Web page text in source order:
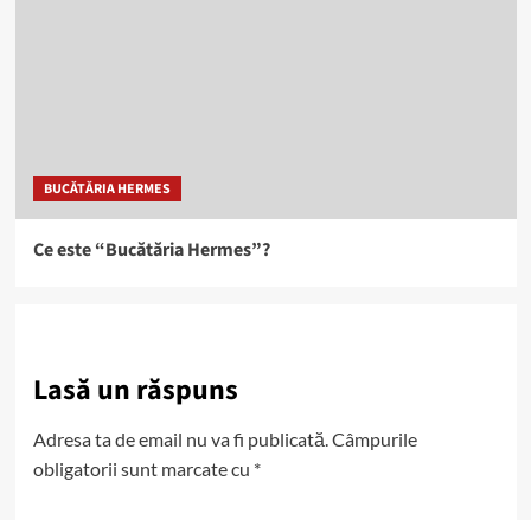
BUCĂTĂRIA HERMES
Ce este “Bucătăria Hermes”?
Lasă un răspuns
Adresa ta de email nu va fi publicată.Câmpurile
obligatorii sunt marcate cu *